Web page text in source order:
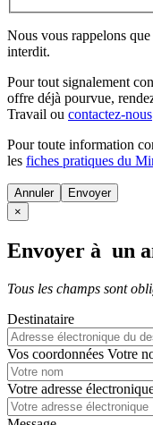
Nous vous rappelons
interdit.
Pour tout signalement
offre déjà pourvue,
Travail ou contactez-nous
Pour toute information
les fiches pratiques du
Annuler
×
Envoyer à un
Tous les champs sont
Destinataire
Vos coordonnées Votre
Votre adresse